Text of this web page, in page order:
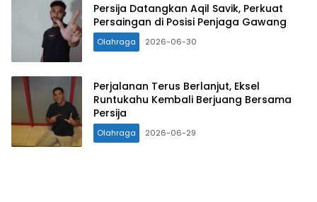
Persija Datangkan Aqil Savik, Perkuat
Persaingan di Posisi Penjaga Gawang
Olahraga 2026-06-30
Perjalanan Terus Berlanjut, Eksel
Runtukahu Kembali Berjuang Bersama
Persija
Olahraga 2026-06-29